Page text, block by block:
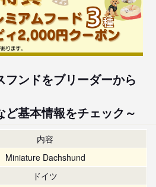
フンドをブリーダーから
ど基本情報をチェック～
内容
Miniature Dachshund
ドイツ